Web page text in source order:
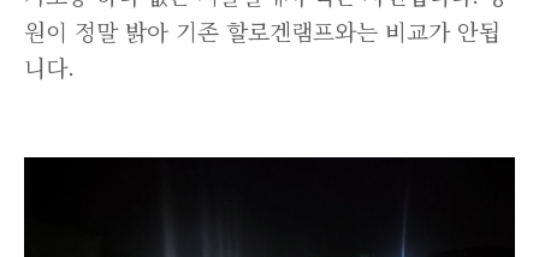
원이 정말 밝아 기존 할로겐램프와는 비교가 안됩
니다.